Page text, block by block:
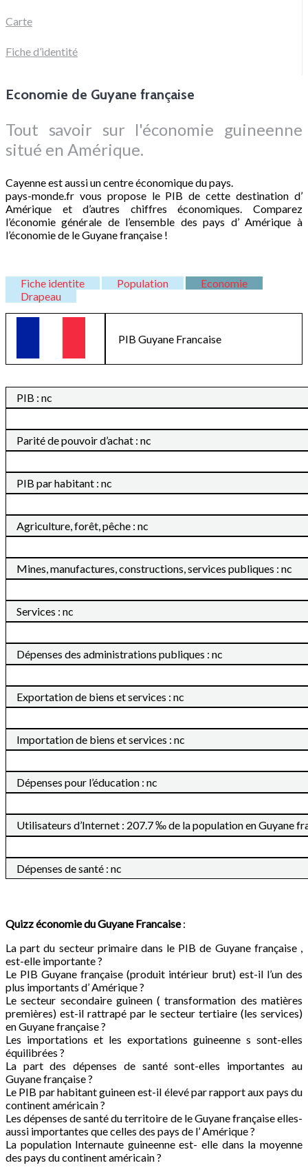
Carte
Fiche d’identité
Economie de Guyane française
Tout savoir sur l'économie guineenne
situé en Amérique.
Cayenne est aussi un centre économique du pays.
pays-monde.fr vous propose le PIB de cette destination d’
Amérique et d’autres chiffres économiques. Comparez
l’économie générale de l’ensemble des pays d’ Amérique à
l’économie de le Guyane française !
Fiche identite Population
Economie
Drapeau
PIB Guyane Francaise
PIB : nc
Parité de pouvoir d’achat : nc
PIB par habitant : nc
Agriculture, forêt, pêche : nc
Mines, manufactures, constructions, services publiques : nc
Services : nc
Dépenses des administrations publiques : nc
Exportation de biens et services : nc
Importation de biens et services : nc
Dépenses pour l’éducation : nc
Utilisateurs d’Internet : 207.7 ‰ de la population en Guyane
Dépenses de santé : nc
Quizz économie duGuyane Francaise :
La part du secteur primaire dans le PIB de Guyane française ,
est-elle importante ?
Le PIB Guyane française (produit intérieur brut) est-il l’un des
plus importants d’ Amérique ?
Le secteur secondaire guineen ( transformation des matières
premières) est-il rattrapé par le secteur tertiaire (les services)
en Guyane française ?
Les importations et les exportations guineenne s sont-elles
équilibrées ?
La part des dépenses de santé sont-elles importantes au
Guyane française ?
Le PIB par habitant guineen est-il élevé par rapport aux pays du
continent américain ?
Les dépenses de santé du territoire de le Guyane française elles-
aussi importantes que celles des pays de l’ Amérique ?
La population Internaute guineenne est- elle dans la moyenne
des pays du continent américain ?